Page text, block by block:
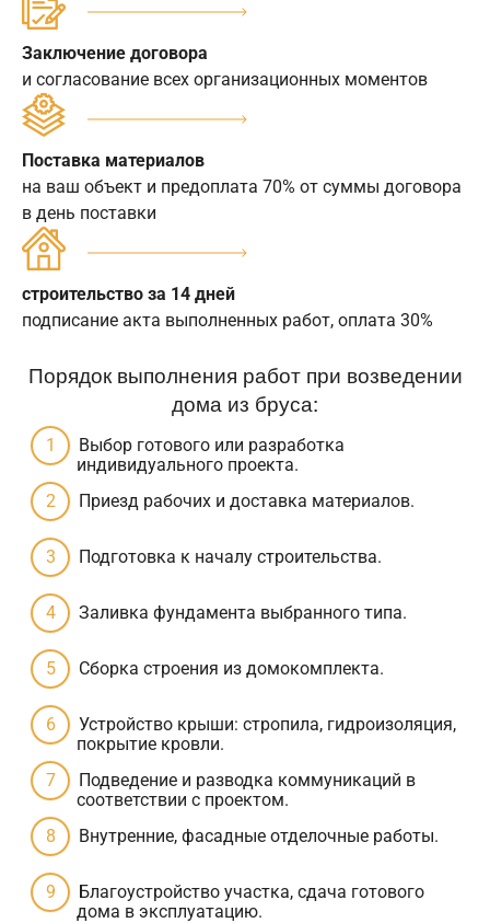
Заключение договора
и согласование всех организационных моментов
Поставка материалов
на ваш объект и предоплата 70% от суммы договора
в день поставки
строительство за 14 дней
подписание акта выполненных работ, оплата 30%
Порядок выполнения работ при возведении
дома из бруса:
Выбор готового или разработка
индивидуального проекта.
Приезд рабочих и доставка материалов.
Подготовка к началу строительства.
Заливка фундамента выбранного типа.
Сборка строения из домокомплекта.
Устройство крыши: стропила, гидроизоляция,
покрытие кровли.
Подведение и разводка коммуникаций в
соответствии с проектом.
Внутренние, фасадные отделочные работы.
Благоустройство участка, сдача готового
дома в эксплуатацию.